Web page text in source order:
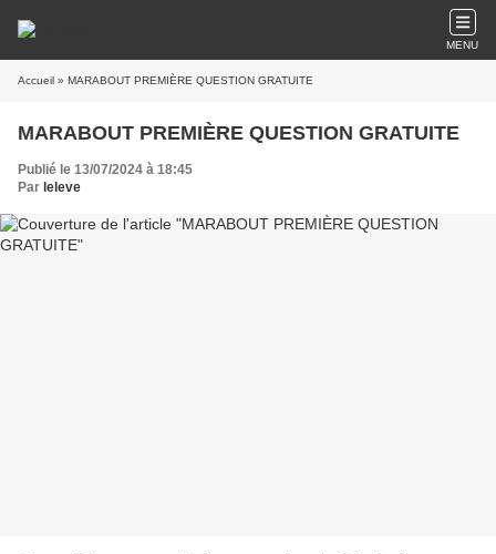
MENU
Accueil » MARABOUT PREMIÈRE QUESTION GRATUITE
MARABOUT PREMIÈRE QUESTION GRATUITE
Publié le 13/07/2024 à 18:45
Par leleve